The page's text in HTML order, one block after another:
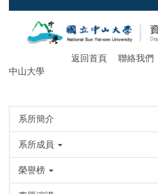
跳
容
返回首頁 聯絡我們
中山大學
系所簡介
系所成員
榮譽榜